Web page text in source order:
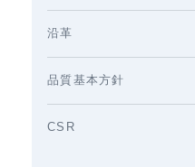
沿革
品質基本方針
CSR